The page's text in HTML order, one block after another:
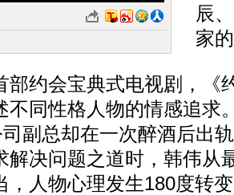
辰
家
约会宝典式电视剧，《
不同性格人物的情感追求
司副总却在一次醉酒后出
解决问题之道时，韩伟从
，人物心理发生180度转